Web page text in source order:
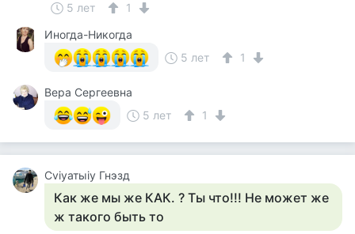
5 лет
1
Иногда-Никогда
5 лет
1
Вера Сергеевна
5 лет
1
Cviyатыiy Гнэзд
Как же мы же КАК. ? Ты что!!! Не может же
ж такого быть то